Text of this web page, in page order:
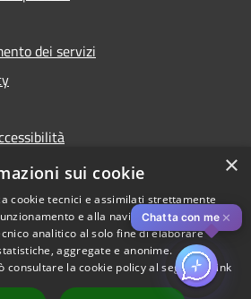
dei servizi
per l'anno 2025
Copyright © 2026 • Comune di
Rozzano • Powered by
Chatta con me ✕
×
sui cookie
cookie tecnici e assimilati strettamente
e alla navigazione del sito,
analitico al solo fine di elaborare
aggregate e anonime.
consultare la cookie policy al seguente link